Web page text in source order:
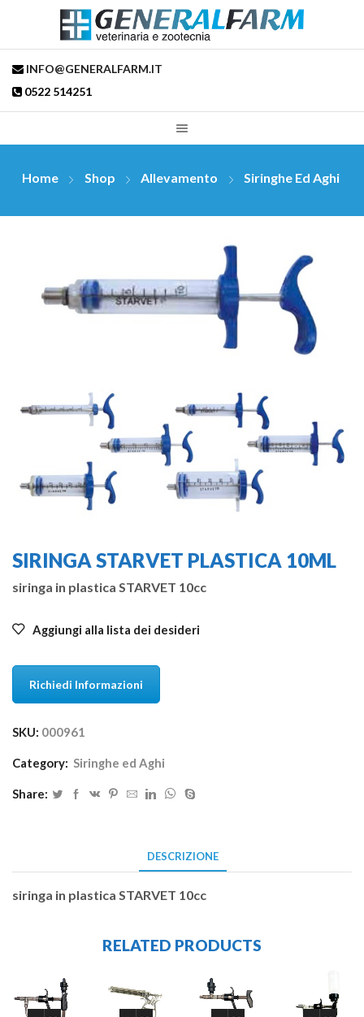
INFO@GENERALFARM.IT
0522 514251
Home Shop Allevamento Siringhe Ed Aghi
SIRINGA STARVET PLASTICA 10ML
siringa in plastica STARVET 10cc
Aggiungi alla lista dei desideri
Richiedi Informazioni
SKU: 000961
Category: Siringhe ed Aghi
Share:
DESCRIZIONE
siringa in plastica STARVET 10cc
RELATED PRODUCTS